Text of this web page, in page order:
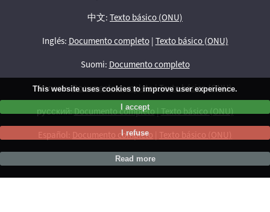
中文: Texto básico (ONU)
Inglés: Documento completo| Texto básico (ONU)
Suomi: Documento completo
français:Documento completo|Texto básico (ONU)
русский:Documento completo|Texto básico (ONU)
Español: Documento completo Texto básico (ONU)
This website uses cookies to improve user experience.
I accept
I refuse
Read more